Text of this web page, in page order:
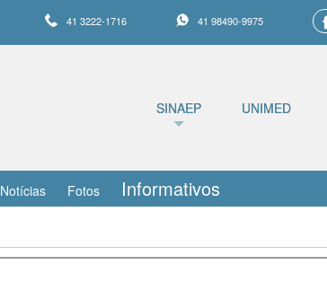
41 3222-1716 41 98490-9975
SINAEP UNIMED
Notícias Fotos Informativos